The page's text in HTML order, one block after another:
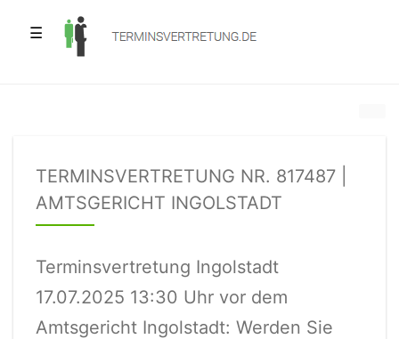
☰
TERMINSVERTRETUNG NR. 817487 |
AMTSGERICHT INGOLSTADT
Terminsvertretung Ingolstadt
17.07.2025 13:30 Uhr vor dem
Amtsgericht Ingolstadt: Werden Sie